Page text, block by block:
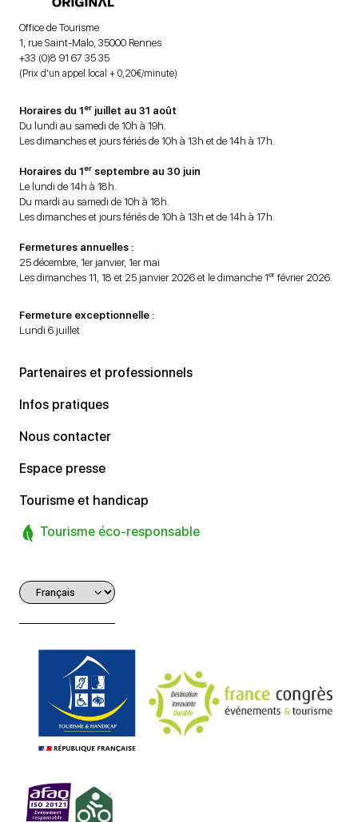
Office de Tourisme
1, rue Saint-Malo, 35000 Rennes
+33 (0)8 91 67 35 35
(Prix d’un appel local + 0,20€/minute)
Horaires du 1er juillet au 31 août
Du lundi au samedi de 10h à 19h.
Les dimanches et jours fériés de 10h à 13h et de 14h à 17h.
Horaires du 1er septembre au 30 juin
Le lundi de 14h à 18h.
Du mardi au samedi de 10h à 18h.
Les dimanches et jours fériés de 10h à 13h et de 14h à 17h.
Fermetures annuelles :
25 décembre, 1er janvier, 1er mai
Les dimanches 11, 18 et 25 janvier 2026 et le dimanche 1er février 2026.
Fermeture exceptionnelle :
Lundi 6 juillet
Partenaires et professionnels
Infos pratiques
Nous contacter
Espace presse
Tourisme et handicap
Tourisme éco-responsable